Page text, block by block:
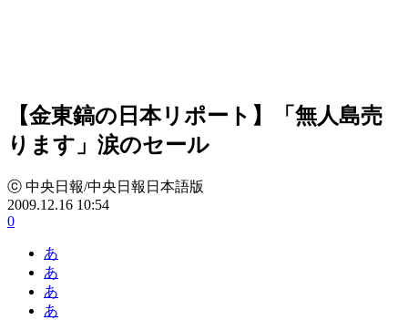
【金東鎬の日本リポート】「無人島売
ります」涙のセール
ⓒ 中央日報/中央日報日本語版
2009.12.16 10:54
0
あ
あ
あ
あ